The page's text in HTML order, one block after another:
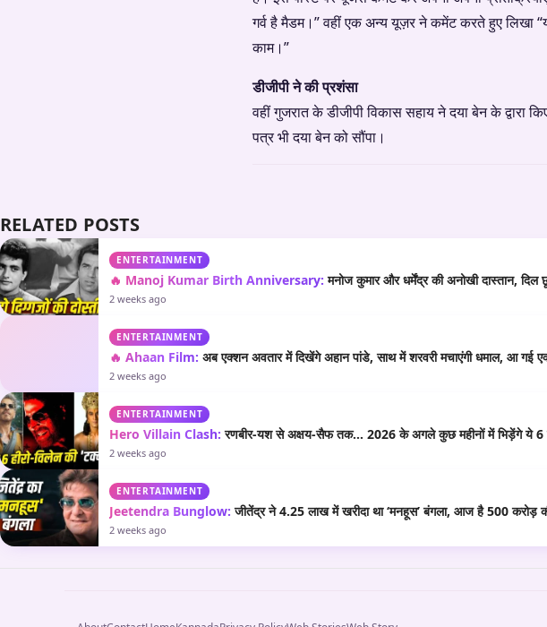
गर्व है मैडम।” वहीं एक अन्य यूज़र ने कमेंट करते हुए लिखा
काम।”
डीजीपी ने की प्रशंसा
वहीं गुजरात के डीजीपी विकास सहाय ने दया बेन के
पत्र भी दया बेन को सौंपा।
RELATED POSTS
ENTERTAINMENT
🔥 Manoj Kumar Birth Anniversary: मनोज कुमार और धर्मेंद्र की अनोखी दास्तान, दिल
2 weeks ago
ENTERTAINMENT
🔥 Ahaan Film: अब एक्शन अवतार में दिखेंगे अहान पांडे, साथ में शरवरी मचाएंगी धमाल, आ गई
2 weeks ago
ENTERTAINMENT
Hero Villain Clash: रणबीर-यश से अक्षय-सैफ तक… 2026 के अगले कुछ महीनों में भिड़ेंगे ये 6
2 weeks ago
ENTERTAINMENT
Jeetendra Bunglow: जीतेंद्र ने 4.25 लाख में खरीदा था ‘मनहूस’ बंगला, आज है 500 करोड़
2 weeks ago